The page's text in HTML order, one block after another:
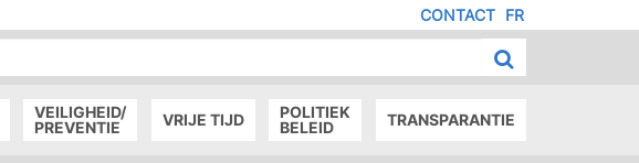
FR
MENU
DE
PAGE
CONTACT
VEILIGHEID/
PREVENTIE
VRIJE TIJD
POLITIEK
BELEID
TRANSPARANTIE